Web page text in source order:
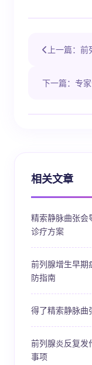
上一篇：
下一篇：专
相关文章
精索静脉曲张会
诊疗方案
前列腺增生早期
防指南
得了精索静脉曲
前列腺炎反复发
事项